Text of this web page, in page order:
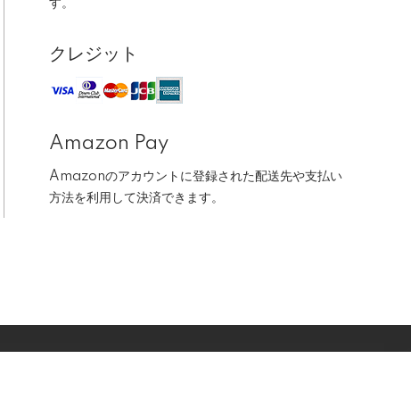
す。
クレジット
Amazon Pay
Amazonのアカウントに登録された配送先や支払い
方法を利用して決済できます。